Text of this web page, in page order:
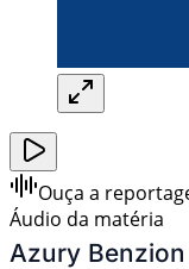
Ouça a
Áudio da matéria
Azury